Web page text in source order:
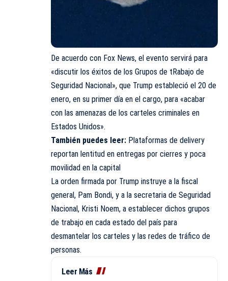
De acuerdo con Fox News, el evento servirá para
«discutir los éxitos de los Grupos de tRabajo de
Seguridad Nacional», que Trump estableció el 20 de
enero, en su primer día en el cargo, para «acabar
con las amenazas de los carteles criminales en
Estados Unidos».
También puedes leer: Plataformas de delivery
reportan lentitud en entregas por cierres y poca
movilidad en la capital
La orden firmada por Trump instruye a la fiscal
general, Pam Bondi, y a la secretaria de Seguridad
Nacional, Kristi Noem, a establecer dichos grupos
de trabajo en cada estado del país para
desmantelar los carteles y las redes de tráfico de
personas.
Leer Más